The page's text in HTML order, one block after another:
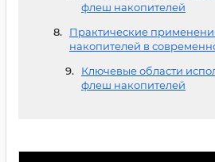
флеш накопителей
Практические
накопителей в
Ключевые области
флеш накопителей